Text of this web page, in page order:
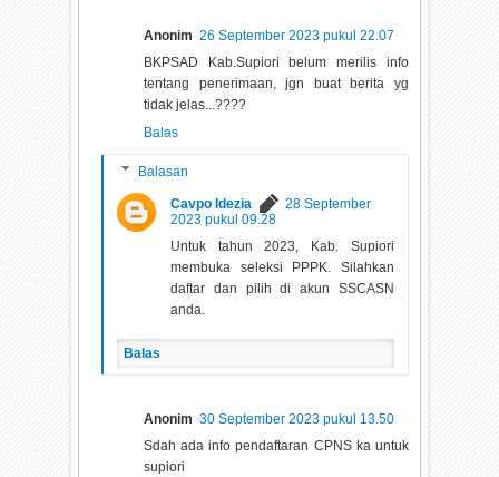
Anonim 26 September 2023 pukul 22.07
BKPSAD Kab.Supiori belum merilis info
tentang penerimaan, jgn buat berita yg
tidak jelas...????
Balas
Balasan
Cavpo Idezia
28 September
2023 pukul 09.28
Untuk tahun 2023, Kab. Supiori
membuka seleksi PPPK. Silahkan
daftar dan pilih di akun SSCASN
anda.
Balas
Anonim 30 September 2023 pukul 13.50
Sdah ada info pendaftaran CPNS ka untuk
supiori